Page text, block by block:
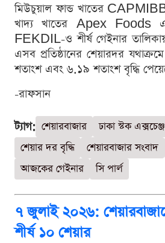
মিউচুয়াল ফান্ড খাতের
খাদ্য খাতের Apex Foods
FEKDIL-ও শীর্ষ গেইনার
এসব প্রতিষ্ঠানের শেয়ারদর
শতাংশ এবং ৬.১৯ শতাংশ বৃদ্ধি
-রাফসান
ট্যাগ: শেয়ারবাজার ঢাকা স্টক এক্সচেঞ্জ
শেয়ার দর বৃদ্ধি
শেয়ারবাজার সংবাদ
আজকের গেইনার
সি পার্ল
৭ জুলাই ২০২৬:
শীর্ষ ১০ শেয়ার